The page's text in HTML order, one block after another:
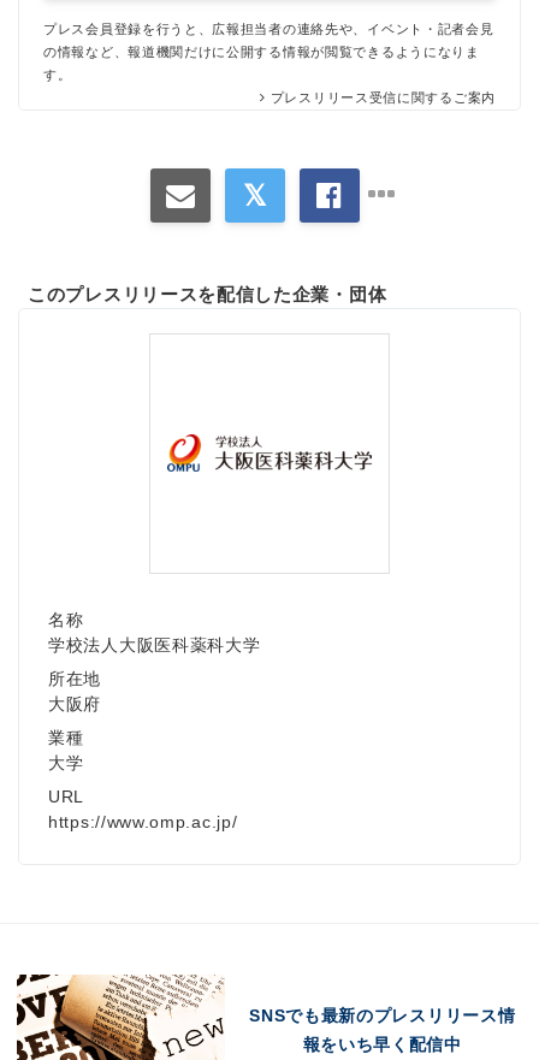
プレス会員登録を行うと、広報担当者の連絡先や、イベント・記者会見
の情報など、報道機関だけに公開する情報が閲覧できるようになりま
す。
プレスリリース受信に関するご案内
このプレスリリースを配信した企業・団体
名称
学校法人大阪医科薬科大学
所在地
大阪府
業種
大学
URL
https://www.omp.ac.jp/
SNSでも最新のプレスリリース情
報をいち早く配信中